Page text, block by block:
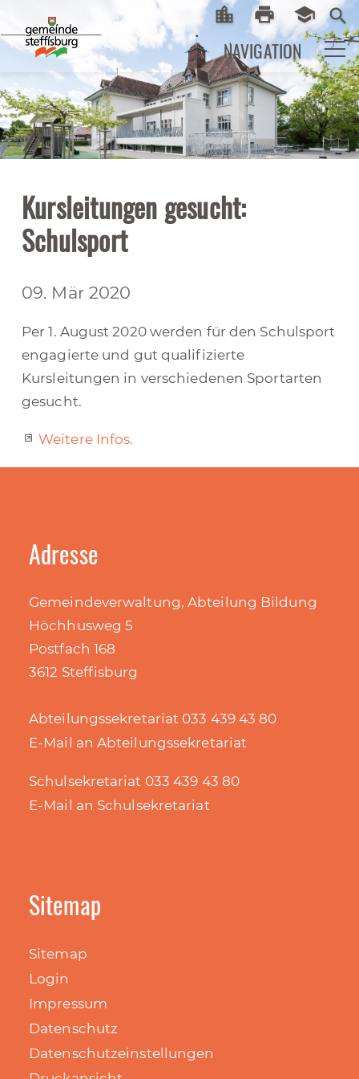
search
Startseite
location_city Print
print school
NAVIGATION
Kursleitungen gesucht:
Schulsport
09. Mär 2020
Per 1. August 2020 werden für den Schulsport
engagierte und gut qualifizierte
Kursleitungen in verschiedenen Sportarten
gesucht.
Weitere Infos.
Adresse
Gemeindeverwaltung, Abteilung Bildung
Höchhusweg 5
Postfach 168
3612 Steffisburg
Abteilungssekretariat 033 439 43 80
E-Mail an Abteilungssekretariat
Schulsekretariat 033 439 43 80
E-Mail an Schulsekretariat
Sitemap
Sitemap
Login
Impressum
Datenschutz
Datenschutzeinstellungen